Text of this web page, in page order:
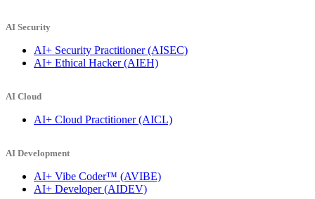
AI Security
AI+ Security Practitioner(AISEC)
AI+ Ethical Hacker(AIEH)
AI Cloud
AI+ Cloud Practitioner(AICL)
AI Development
AI+ Vibe Coder™ (AVIBE)
AI+ Developer(AIDEV)